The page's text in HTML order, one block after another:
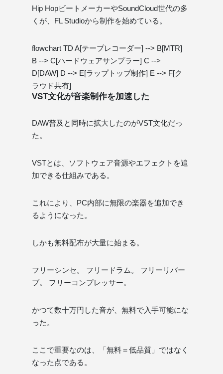
Hip HopビートメーカーやSoundCloud世代の多
くが、FL Studioから制作を始めている。
flowchart TD A[テープレコーダー] --> B[MTR]
B --> C[ハードウェアサンプラー] C -->
D[DAW] D --> E[ラップトップ制作] E --> F[ク
ラウド共有]
VST文化が音楽制作を加速した
DAW普及と同時に拡大したのがVST文化だっ
た。
VSTとは、ソフトウェア音源やエフェクトを追
加できる仕組みである。
これにより、PC内部に無限の楽器を追加でき
るようになった。
しかも無料配布が大量に始まる。
フリーシンセ。 フリードラム。 フリーリバー
ブ。 フリーコンプレッサー。
かつて数十万円した音が、無料で入手可能にな
った。
ここで重要なのは、「無料＝低品質」ではなく
なった点である。